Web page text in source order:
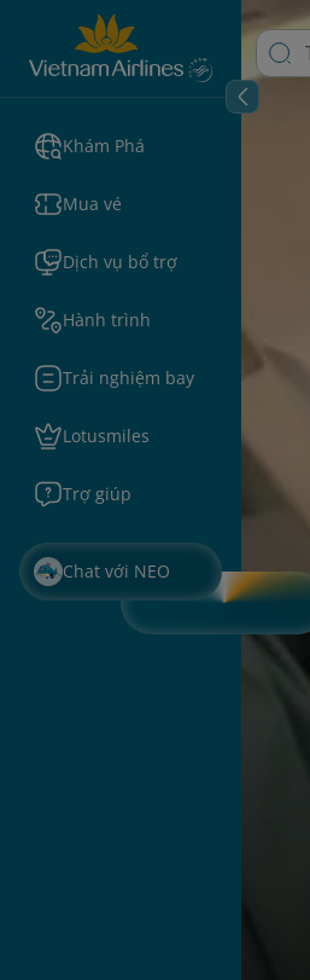
Khám Phá
Mua vé
Dịch vụ bổ trợ
Hành trình
Trải nghiệm bay
Lotusmiles
Trợ giúp
Chat với NEO